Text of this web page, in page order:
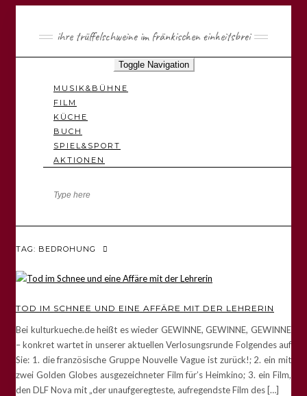
ihre trüffelschweine im fränkischen einheitsbrei
Toggle Navigation
MUSIK&BÜHNE
FILM
KÜCHE
BUCH
SPIEL&SPORT
AKTIONEN
TAG: BEDROHUNG
TOD IM SCHNEE UND EINE AFFÄRE MIT DER LEHRERIN
Bei kulturkueche.de heißt es wieder GEWINNE, GEWINNE, GEWINNE
– konkret wartet in unserer aktuellen Verlosungsrunde Folgendes auf
Sie: 1. die französische Gruppe Nouvelle Vague ist zurück!; 2. ein mit
zwei Golden Globes ausgezeichneter Film für’s Heimkino; 3. ein Film,
den DLF Nova mit „der unaufgeregteste, aufregendste Film des […]